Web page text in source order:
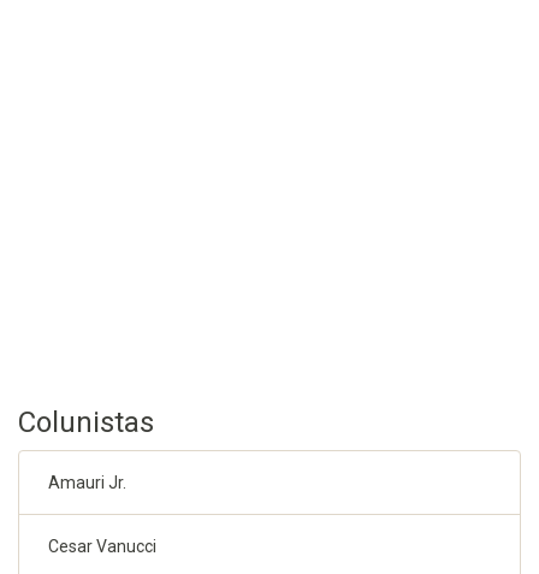
Colunistas
Amauri Jr.
Cesar Vanucci